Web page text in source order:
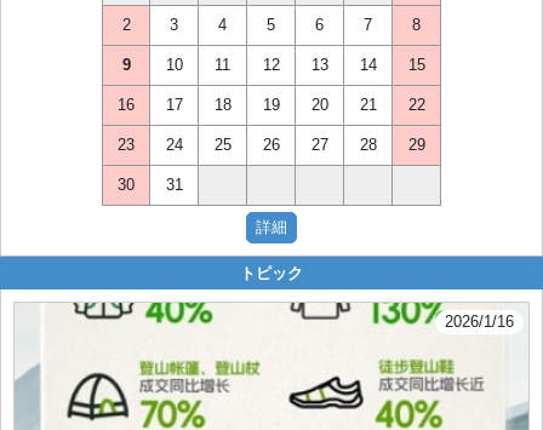
2 3 4 5 6 7 8
9 10 11 12 13 14 15
16 17 18 19 20 21 22
23 24 25 26 27 28 29
30 31
トピック
2026/1/16